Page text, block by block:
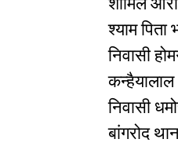
श्याम
निवासी
निवासी
बांगरोद